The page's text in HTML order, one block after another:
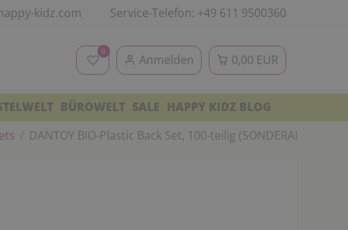
kidz.com Service-Telefon: +49 611 9500360
0
Anmelden 0,00 EUR
BÜROWELT SALE HAPPY KIDZ BLOG
DANTOY BIO-Plastic Back Set, 100-teilig (SONDERANGEBOT)